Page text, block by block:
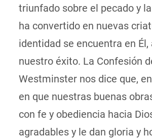
triunfado sobre el pecado y
ha convertido en nuevas
identidad se encuentra en Él,
nuestro éxito. La Confesión
Westminster nos dice que,
en que nuestras buenas
con fe y obediencia hacia
agradables y le dan gloria y